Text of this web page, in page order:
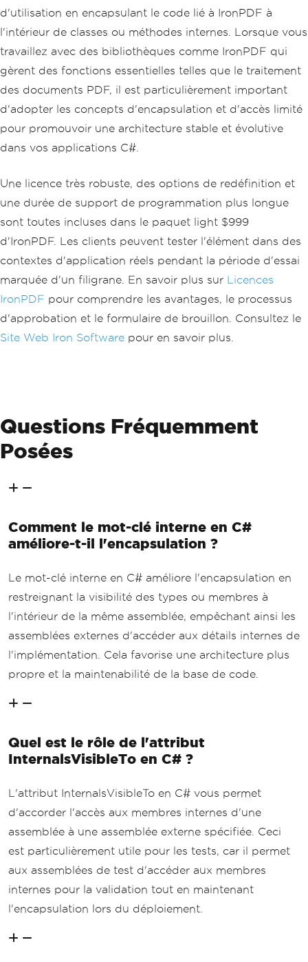
d'utilisation en encapsulant le code lié à IronPDF à
l'intérieur de classes ou méthodes internes. Lorsque vous
travaillez avec des bibliothèques comme IronPDF qui
gèrent des fonctions essentielles telles que le traitement
des documents PDF, il est particulièrement important
d'adopter les concepts d'encapsulation et d'accès limité
pour promouvoir une architecture stable et évolutive
dans vos applications C#.
Une licence très robuste, des options de redéfinition et
une durée de support de programmation plus longue
sont toutes incluses dans le paquet light $999
d'IronPDF. Les clients peuvent tester l'élément dans des
contextes d'application réels pendant la période d'essai
marquée d'un filigrane. En savoir plus sur Licences
IronPDF pour comprendre les avantages, le processus
d'approbation et le formulaire de brouillon. Consultez le
Site Web Iron Software pour en savoir plus.
Questions Fréquemment
Posées
Comment le mot-clé interne en C#
améliore-t-il l'encapsulation ?
Le mot-clé interne en C# améliore l'encapsulation en
restreignant la visibilité des types ou membres à
l'intérieur de la même assemblée, empêchant ainsi les
assemblées externes d'accéder aux détails internes de
l'implémentation. Cela favorise une architecture plus
propre et la maintenabilité de la base de code.
Quel est le rôle de l'attribut
InternalsVisibleTo en C# ?
L'attribut InternalsVisibleTo en C# vous permet
d'accorder l'accès aux membres internes d'une
assemblée à une assemblée externe spécifiée. Ceci
est particulièrement utile pour les tests, car il permet
aux assemblées de test d'accéder aux membres
internes pour la validation tout en maintenant
l'encapsulation lors du déploiement.